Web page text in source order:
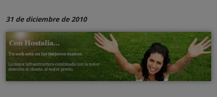
31 de diciembre de 2010